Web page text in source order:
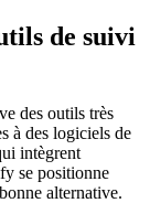
de suivi
des outils très
à des logiciels de
intègrent
se positionne
alternative.